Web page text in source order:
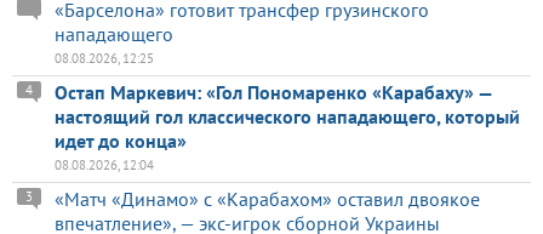
«Барселона» готовит трансфер грузинского
нападающего
08.08.2026, 12:25
Остап Маркевич: «Гол Пономаренко «Карабаху» —
настоящий гол классического нападающего, который
идет до конца»
4
08.08.2026, 12:04
«Матч «Динамо» с «Карабахом» оставил двоякое
впечатление», — экс-игрок сборной Украины
3